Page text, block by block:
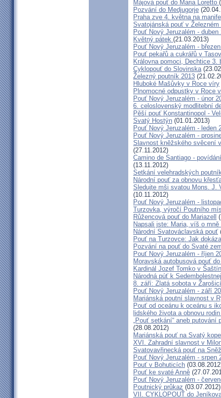
Májová pouť do Maria Loretto
Pozvání do Medjugorje
Praha zve 4. května na
Svatojánská pouť v Železném
Pouť Nový Jeruzalém - duben
Květný pátek (21.03.2013)
Pouť Nový Jeruzalém -
Pouť pekařů a cukrářů v
Královna pomoci, Dechtice
Cyklopouť do Slovinska
Železný poutník 2013
Hluboké Mašůvky v Roce víry
Plnomocné odpustky v Roce
Pouť Nový Jeruzalém - únor
6. celoslovenský modlitební
Pěší pouť Konstantinopol -
Svatý Hostýn (01.01.2013)
Pouť Nový Jeruzalém - leden
Pouť Nový Jeruzalém -
Slavnost kněžského svěcení
(27.11.2012)
Camino de Santiago -
(13.11.2012)
Setkání velehradských
Národní pouť za obnovu
Sledujte mši svatou Mons. J.
(10.11.2012)
Pouť Nový Jeruzalém -
Turzovka, výročí Poutního
Růžencová pouť do Mariazell
Napsali jste: Maria, víš o mně
Národní Svatováclavská pouť
Pouť na Turzovce: Jak
Pozvání na pouť do Svaté
Pouť Nový Jeruzalém - říjen
Moravská autobusová pouť
Kardinál Jozef Tomko v
Národná púť k
8. září: Zlatá sobota v
Pouť Nový Jeruzalém - září
Mariánská poutní slavnost v
Pouť od oceánu k oceánu s
lidského života a obnovu
„Pouť setkání“ aneb putování
(28.08.2012)
Mariánská pouť na Svatý
XVI. Zahradní slavnost v
Svatovavřinecká pouť na
Pouť Nový Jeruzalém - srpen
Pouť v Bohuticích
Pouť ke svaté Anně
Pouť Nový Jeruzalém -
Poutnický průkaz (03.07.2012)
VII. CYKLOPOUŤ do